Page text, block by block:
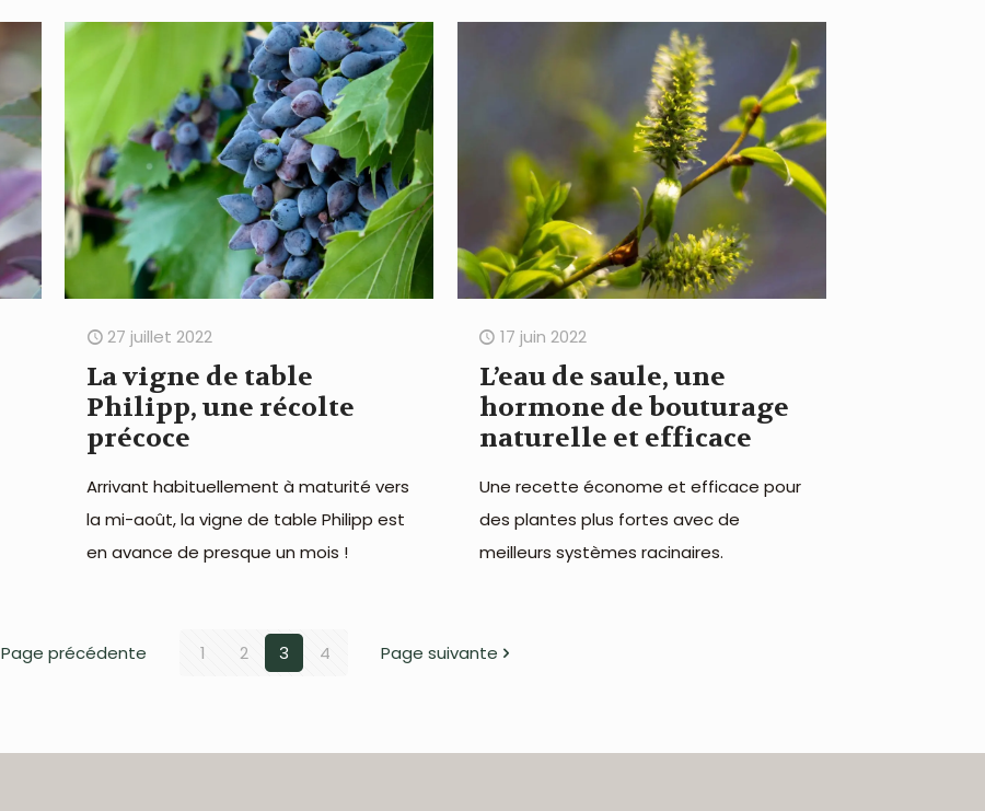
27 juillet 2022
La vigne de table
Philipp, une récolte
précoce
Arrivant habituellement à maturité vers
la mi-août, la vigne de table Philipp est
en avance de presque un mois !
17 juin 2022
L’eau de saule, une
hormone de bouturage
naturelle et efficace
Une recette économe et efficace pour
des plantes plus fortes avec de
meilleurs systèmes racinaires.
Page précédente 1 2 3 4 Page suivante